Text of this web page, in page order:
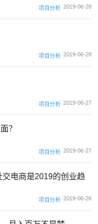
项目分析 2019-06-28
项目分析 2019-06-28
项目分析 2019-06-27
？
项目分析 2019-06-27
电商是2019的创业趋
项目分析 2019-06-26